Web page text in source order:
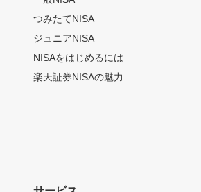
つみたてNISA
ジュニアNISA
NISAをはじめるには
楽天証券NISAの魅力